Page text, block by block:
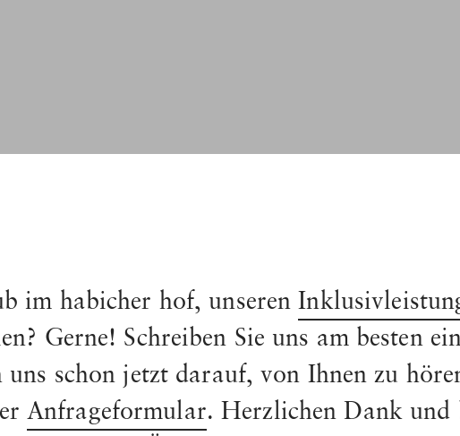
im habicher hof, unseren
Gerne! Schreiben Sie uns am besten
schon jetzt darauf, von Ihnen zu
Anfrageformular. Herzlichen Dank und